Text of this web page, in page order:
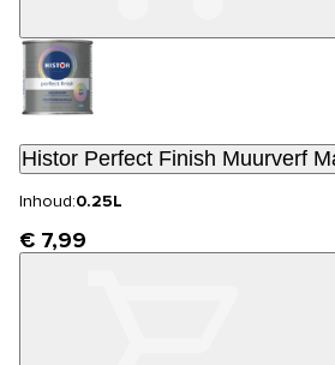
Histor Perfect Finish Muurverf
Inhoud:0.25L
€ 7,99